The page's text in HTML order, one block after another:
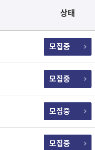
상태
모집중
모집중
모집중
모집중